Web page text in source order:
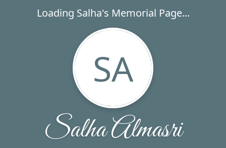
Loading Salha's Memorial Page...
SA
Salha Almasri